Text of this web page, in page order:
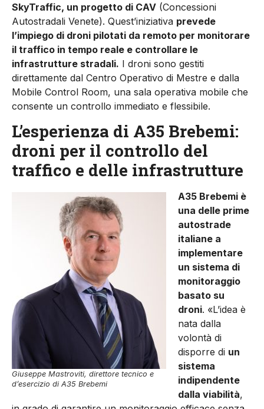
SkyTraffic, un progetto di CAV (Concessioni
Autostradali Venete). Quest’iniziativa prevede
l’impiego di droni pilotati da remoto per monitorare
il traffico in tempo reale e controllare le
infrastrutture stradali. I droni sono gestiti
direttamente dal Centro Operativo di Mestre e dalla
Mobile Control Room, una sala operativa mobile che
consente un controllo immediato e flessibile.
L’esperienza di A35 Brebemi:
droni per il controllo del
traffico e delle infrastrutture
Giuseppe Mastroviti, direttore tecnico e
d’esercizio di A35 Brebemi
A35 Brebemi è
una delle prime
autostrade
italiane a
implementare
un sistema di
monitoraggio
basato su
droni. «L’idea è
nata dalla
volontà di
disporre di un
sistema
indipendente
dalla viabilità,